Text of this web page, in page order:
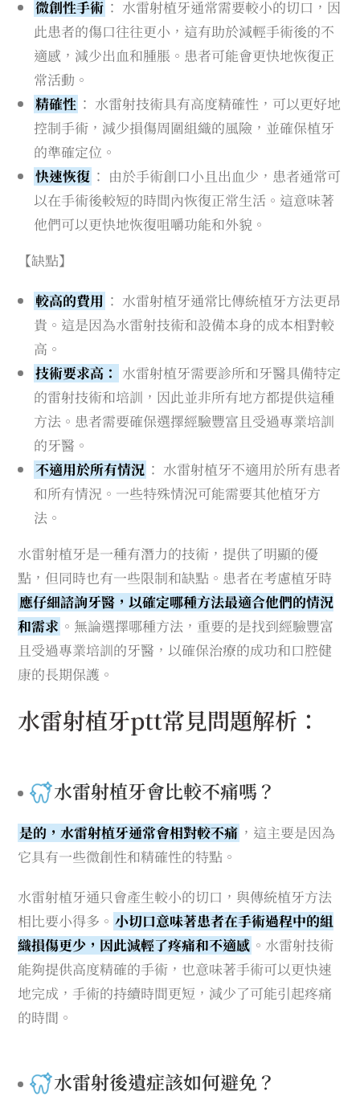
微創性手術 ： 水雷射植牙通常需要較小的切口，因
此患者的傷口往往更小，這有助於減輕手術後的不
適感，減少出血和腫脹。患者可能會更快地恢復正
常活動。
精確性 ： 水雷射技術具有高度精確性，可以更好地
控制手術，減少損傷周圍組織的風險，並確保植牙
的準確定位。
快速恢復 ： 由於手術創口小且出血少，患者通常可
以在手術後較短的時間內恢復正常生活。這意味著
他們可以更快地恢復咀嚼功能和外貌。
【缺點】
較高的費用 ： 水雷射植牙通常比傳統植牙方法更昂
貴。這是因為水雷射技術和設備本身的成本相對較
高。
技術要求高： 水雷射植牙需要診所和牙醫具備特定
的雷射技術和培訓，因此並非所有地方都提供這種
方法。患者需要確保選擇經驗豐富且受過專業培訓
的牙醫。
不適用於所有情況 ： 水雷射植牙不適用於所有患者
和所有情況。一些特殊情況可能需要其他植牙方
法。
水雷射植牙是一種有潛力的技術，提供了明顯的優
點，但同時也有一些限制和缺點。患者在考慮植牙時
應仔細諮詢牙醫，以確定哪種方法最適合他們的情況
和需求 。無論選擇哪種方法，重要的是找到經驗豐富
且受過專業培訓的牙醫，以確保治療的成功和口腔健
康的長期保護。
水雷射植牙ptt常見問題解析：
水雷射植牙會比較不痛嗎？
是的，水雷射植牙通常會相對較不痛 ，這主要是因為
它具有一些微創性和精確性的特點。
水雷射植牙通只會產生較小的切口，與傳統植牙方法
相比要小得多。 小切口意味著患者在手術過程中的組
織損傷更少，因此減輕了疼痛和不適感 。水雷射技術
能夠提供高度精確的手術，也意味著手術可以更快速
地完成，手術的持續時間更短，減少了可能引起疼痛
的時間。
水雷射後遺症該如何避免？